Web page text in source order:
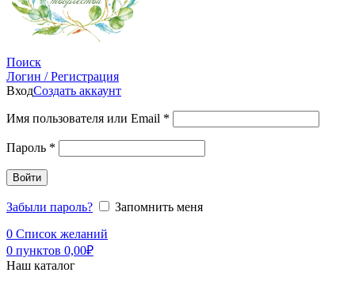
Поиск
Логин / Регистрация
ВходСоздать аккаунт
Имя пользователя или Email *
Пароль *
Войти
Забыли пароль?
Запомнить меня
0 Список желаний
0 пунктов 0,00₽
Наш каталог